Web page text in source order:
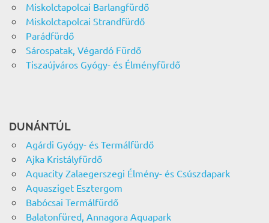
Miskolctapolcai Barlangfürdő
Miskolctapolcai Strandfürdő
Parádfürdő
Sárospatak, Végardó Fürdő
Tiszaújváros Gyógy- és Élményfürdő
DUNÁNTÚL
Agárdi Gyógy- és Termálfürdő
Ajka Kristályfürdő
Aquacity Zalaegerszegi Élmény- és Csúszdapark
Aquasziget Esztergom
Babócsai Termálfürdő
Balatonfüred, Annagora Aquapark